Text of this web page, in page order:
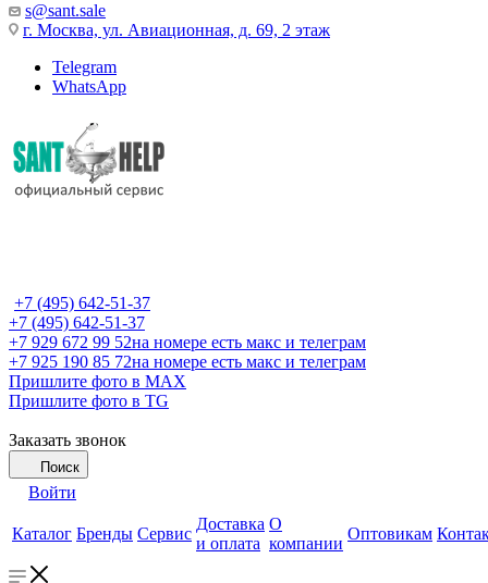
s@sant.sale
г. Москва, ул. Авиационная, д. 69, 2 этаж
Telegram
WhatsApp
+7 (495) 642-51-37
+7 (495) 642-51-37
+7 929 672 99 52на номере есть макс и телеграм
+7 925 190 85 72на номере есть макс и телеграм
Пришлите фото в MAX
Пришлите фото в TG
Заказать звонок
Поиск
Войти
Каталог Бренды Сервис
Доставка
и оплата
О
компании
Оптовикам